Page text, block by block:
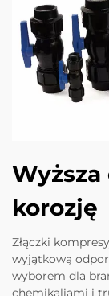
korozję
Złączki
wyjątkową
wyborem dla
chemikaliami i